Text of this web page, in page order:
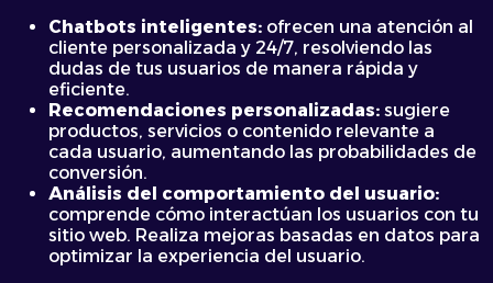
Chatbots inteligentes: ofrecen una atención al
cliente personalizada y 24/7, resolviendo las
dudas de tus usuarios de manera rápida y
eficiente.
Recomendaciones personalizadas: sugiere
productos, servicios o contenido relevante a
cada usuario, aumentando las probabilidades de
conversión.
Análisis del comportamiento del usuario:
comprende cómo interactúan los usuarios con tu
sitio web. Realiza mejoras basadas en datos para
optimizar la experiencia del usuario.